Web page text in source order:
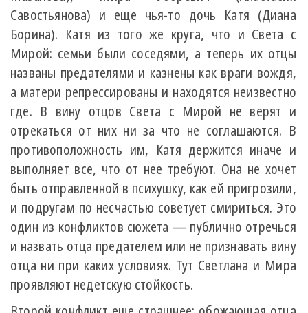
Савостьянова) и еще чья-то дочь Катя (Диана
Борина). Катя из того же круга, что и Света с
Мирой: семьи были соседями, а теперь их отцы
названы предателями и казнены как враги вождя,
а матери репрессированы и находятся неизвестно
где. В вину отцов Света с Мирой не верят и
отрекаться от них ни за что не соглашаются. В
противоположность им, Катя держится иначе и
выполняет все, что от нее требуют. Она не хочет
быть отправленной в психушку, как ей пригрозили,
и подругам по несчастью советует смириться. Это
один из конфликтов сюжета — публично отречься
и назвать отца предателем или не признавать вину
отца ни при каких условиях. Тут Светлана и Мира
проявляют недетскую стойкость.